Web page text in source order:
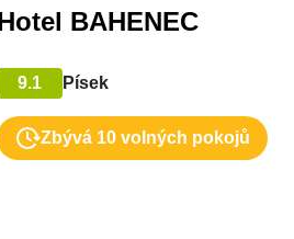
BAHENEC
9.1 Písek
Zbývá 10 volných pokojů